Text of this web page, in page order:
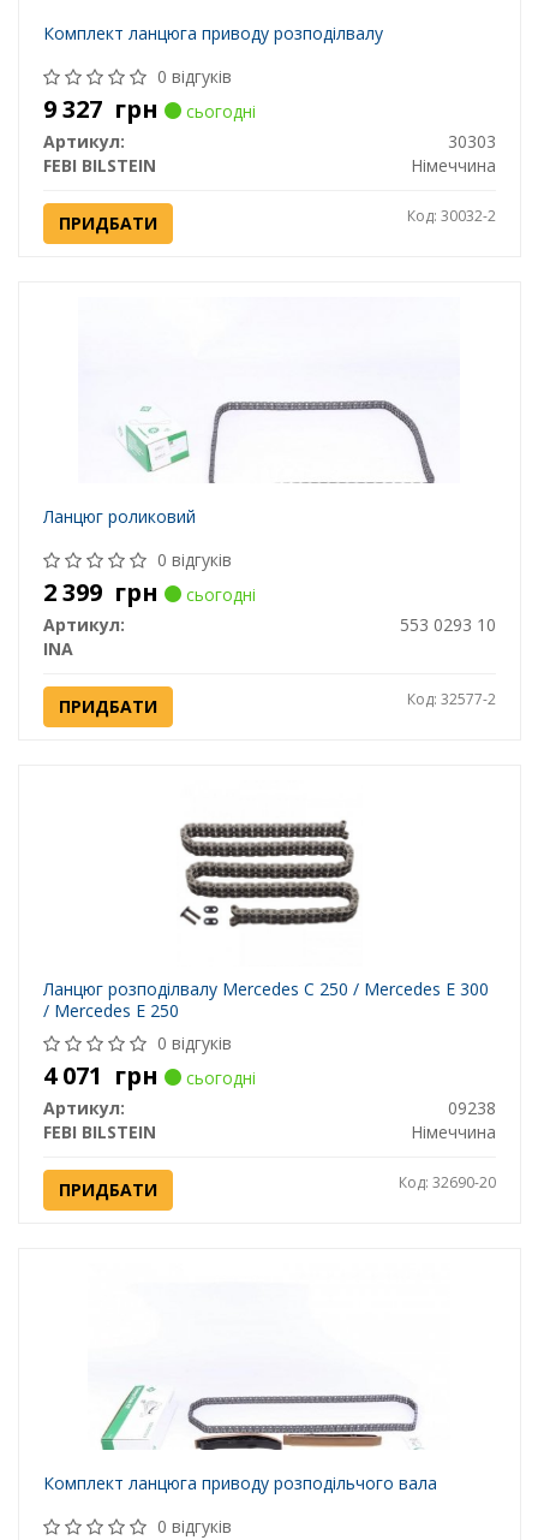
Комплект ланцюга приводу розподілвалу
0 відгуків
9 327 грн
сьогодні
Артикул:
30303
FEBI BILSTEIN
Німеччина
ПРИДБАТИ Код: 30032-2
Ланцюг роликовий
0 відгуків
2 399 грн
сьогодні
Артикул:
553 0293 10
INA
ПРИДБАТИ Код: 32577-2
Ланцюг розподілвалу Mercedes C 250 / Mercedes E 300
/ Mercedes E 250
0 відгуків
4 071 грн
сьогодні
Артикул:
09238
FEBI BILSTEIN
Німеччина
ПРИДБАТИ Код: 32690-20
Комплект ланцюга приводу розподільчого вала
0 відгуків